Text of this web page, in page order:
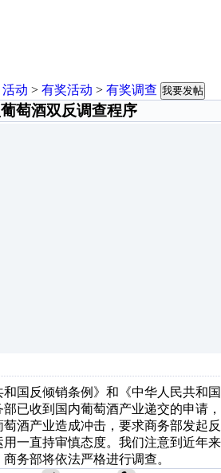
活动 > 有奖活动 > 有奖调查 我要发帖
萄酒双反调查程序
国反倾销条例》和《中华人民共和
收到国内葡萄酒产业递交的申请，
萄酒产业造成冲击，要求商务部发
一直持审慎态度。我们注意到近年
务部将依法严格进行调查。